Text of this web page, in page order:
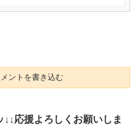
ントを書き込む
↓↓応援よろしくお願いしま